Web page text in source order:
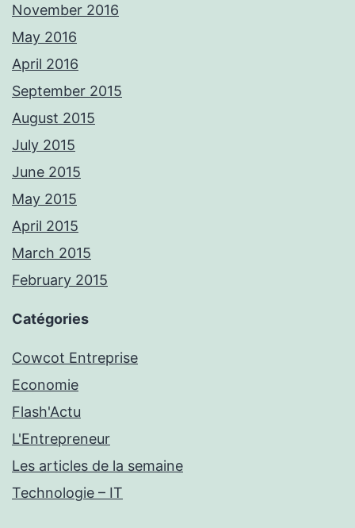
November 2016
May 2016
April 2016
September 2015
August 2015
July 2015
June 2015
May 2015
April 2015
March 2015
February 2015
Catégories
Cowcot Entreprise
Economie
Flash'Actu
L'Entrepreneur
Les articles de la semaine
Technologie – IT